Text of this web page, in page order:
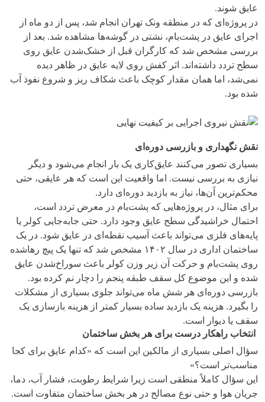
عایق شوند.
در پروژه‌ای که در منطقه ونک تهران انجام شد، پس از دو ماه از
اجرای عایق در پشت‌بام، نشتی در گوشه‌ها مشاهده شد. بعد از
بررسی مشخص شد که کارگران قبل از خشک‌شدن عایق روی
سطح تردد داشته‌اند. اثر کفش روی لایه عایق در ظاهر دیده
نمی‌شد، اما همان مقدار کوچک باعث شکاف ریز و شروع نفوذ آب
شده بود.
نقش نگهداری و بازرسی دوره‌ای
بسیاری تصور می‌کنند عایق‌کاری یک بار انجام می‌شود و دیگر
نیازی به بررسی نیست. اما واقعیت این است که هر عایقی، حتی
محکم‌ترین آن‌ها، نیاز به بازدید دوره‌ای دارد.
برای مثال، در پروژه‌هایی که پشت‌بام در معرض تردد است،
احتمال خراشیدگی سطح عایق وجود دارد. حتی جا‌به‌جایی کولر یا
پایه‌های فلزی می‌تواند باعث آسیب نقطه‌ای در عایق شود. در یک
ساختمان اداری در سال ۱۴۰۲ مشخص شد که تنها یک پیچ رهاشده
روی پشت‌بام و حرکت آن زیر وزن کولر باعث سوراخ‌شدن عایق
شده و این موضوع کل سقف طبقه پنجم را دچار نم کرده بود.
بازرسی دوره‌ای هر شش ماه می‌تواند جلوی بسیاری از مشکلات
را بگیرد. هزینه یک بازدید ساده بسیار کمتر از هزینه بازسازی یک
سقف یا دیوار است.
انتخاب راهکار درست برای هر بخش ساختمان
سؤال اصلی بسیاری از مالکین این است که «کدام عایق برای کجا
مناسب‌تر است؟»
این سؤال کاملاً منطقی است زیرا شرایط رطوبت، فشار آب، دما،
جریان هوا و حتی نوع مصالح در هر بخش ساختمان متفاوت است.